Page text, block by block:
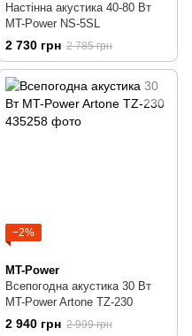
Настінна акустика 40-80 Вт
MT-Power NS-5SL
2 730 грн 2 785 грн
−2%
MT-Power
Всепогодна акустика 30 Вт
MT-Power Artone TZ-230
2 940 грн 2 999 грн